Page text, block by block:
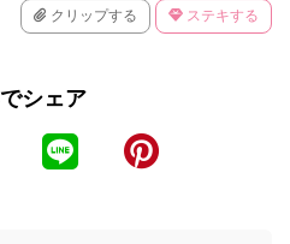
クリップする ステキする
シェア